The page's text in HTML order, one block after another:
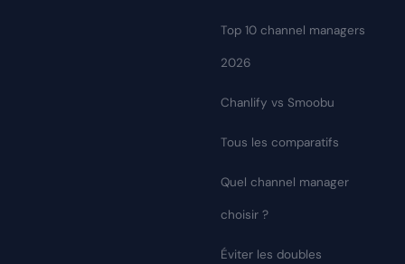
Top 10 channel managers
2026
Chanlify vs Smoobu
Tous les comparatifs
Quel channel manager
choisir ?
Éviter les doubles